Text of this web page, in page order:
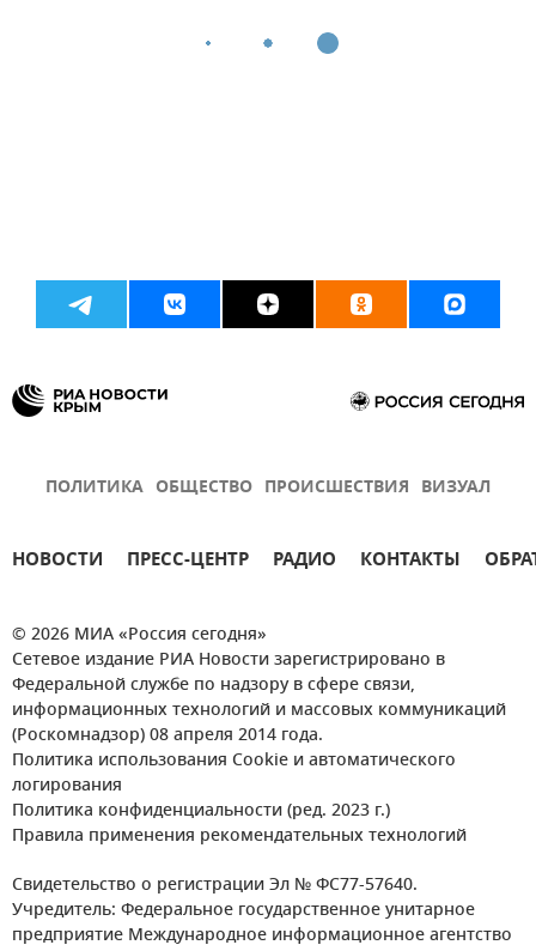
ПОЛИТИКА ОБЩЕСТВО ПРОИСШЕСТВИЯ ВИЗУАЛ
НОВОСТИ ПРЕСС-ЦЕНТР РАДИО КОНТАКТЫ
© 2026 МИА «Россия сегодня»
Сетевое издание РИА Новости зарегистрировано в
Федеральной службе по надзору в сфере связи,
информационных технологий и массовых коммуникаций
(Роскомнадзор) 08 апреля 2014 года.
Политика использования Cookie и автоматического
логирования
Политика конфиденциальности (ред. 2023 г.)
Правила применения рекомендательных технологий
Свидетельство о регистрации Эл № ФС77-57640.
Учредитель: Федеральное государственное унитарное
предприятие Международное информационное агентство